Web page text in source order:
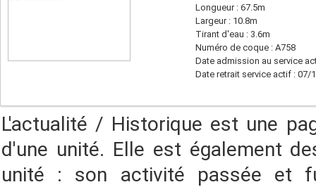
Longueur : 67.5m
Largeur : 10.8m
Tirant d'eau : 3.6m
Numéro de coque : A758
Date admission au service
Date retrait service actif : 07/
L'actualité / Historique est une
d'une unité. Elle est également
unité : son activité passée et